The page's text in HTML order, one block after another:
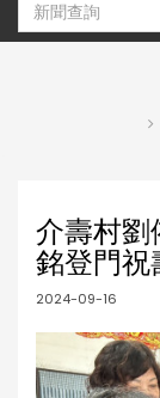
介壽村
銘登門祝
2024-09-16